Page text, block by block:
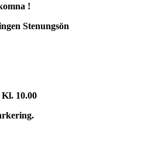
!
Stenungsön
10.00